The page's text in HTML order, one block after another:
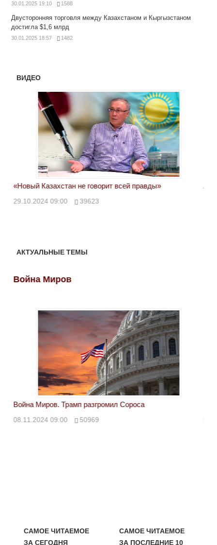
30.01.2025 19:10 1588
Двусторонняя торговля между Казахстаном и Кыргызстаном
достигла $1,6 млрд
30.01.2025 18:57 1482
ВИДЕО
«Новый Казахстан не говорит всей правды»
29.10.2024 09:00 39623
АКТУАЛЬНЫЕ ТЕМЫ
Война Миров
Война Миров. Трамп разгромил Сороса
08.11.2024 09:00 50969
САМОЕ ЧИТАЕМОЕ
ЗА СЕГОДНЯ
САМОЕ ЧИТАЕМОЕ
ЗА ПОСЛЕДНИЕ 10